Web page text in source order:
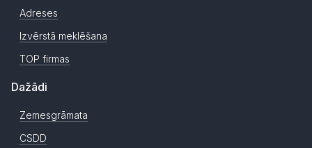
Adreses
Izvērstā meklēšana
TOP firmas
Dažādi
Zemesgrāmata
CSDD